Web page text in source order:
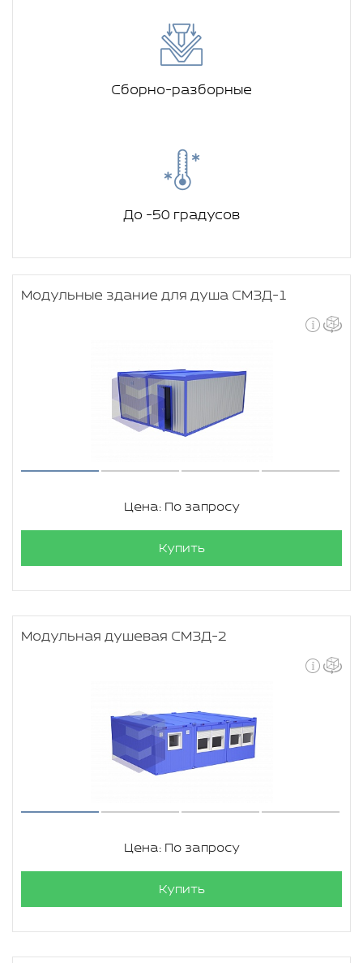
Сборно-разборные
До -50 градусов
Модульные здание для душа СМЗД-1
Цена: По запросу
Купить
Модульная душевая СМЗД-2
Цена: По запросу
Купить